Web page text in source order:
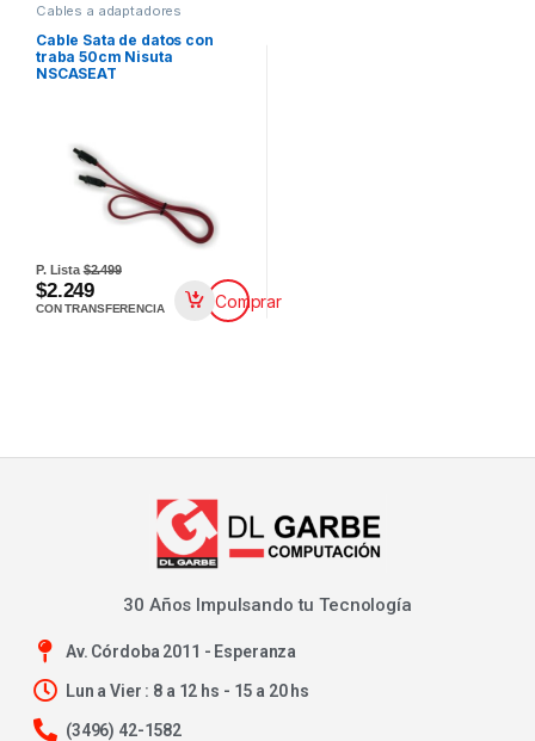
Cables a adaptadores
Cable Sata de datos con
traba 50cm Nisuta
NSCASEAT
P. Lista$2.499
$2.249
CON TRANSFERENCIA Comprar
30 Años Impulsando tu Tecnología
Av. Córdoba 2011 - Esperanza
Lun a Vier : 8 a 12 hs - 15 a 20 hs
(3496) 42-1582